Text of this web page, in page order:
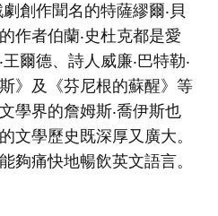
創作聞名的特薩繆爾‧貝
作者伯蘭‧史杜克都是愛
爾德、詩人威廉‧巴特勒‧
》及《芬尼根的蘇醒》等
學界的詹姆斯‧喬伊斯也
文學歷史既深厚又廣大。
夠痛快地暢飲英文語言。